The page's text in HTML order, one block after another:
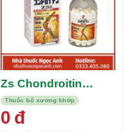
Thuốc bổ xương khớp
Zs Chondroitin
1560mg
0 đ